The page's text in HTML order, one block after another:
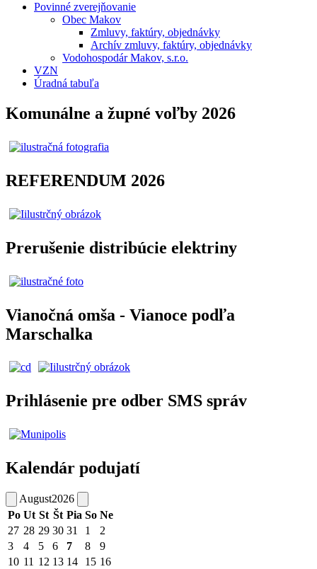
Povinné zverejňovanie
Obec Makov
Zmluvy, faktúry, objednávky
Archív zmluvy, faktúry, objednávky
Vodohospodár Makov, s.r.o.
VZN
Úradná tabuľa
Komunálne a župné voľby 2026
REFERENDUM 2026
Prerušenie distribúcie elektriny
Vianočná omša - Vianoce podľa
Marschalka
Prihlásenie pre odber SMS správ
Kalendár podujatí
August2026
Po Ut St Št Pia So Ne
27 28 29 30 31 1
2
3
4 5 6 7 8
9
10 11 12 13 14 15 16